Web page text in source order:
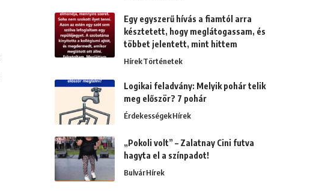
Egy egyszerű hívás a fiamtól arra
késztetett, hogy meglátogassam, és
többet jelentett, mint hittem
HírekTörténetek
Logikai feladvány: Melyik pohár telik
meg először? 7 pohár
ÉrdekességekHírek
„Pokoli volt” – Zalatnay Cini futva
hagyta el a színpadot!
BulvárHírek